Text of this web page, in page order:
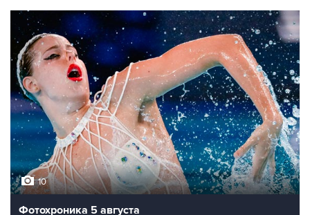
10
Фотохроника 5 августа